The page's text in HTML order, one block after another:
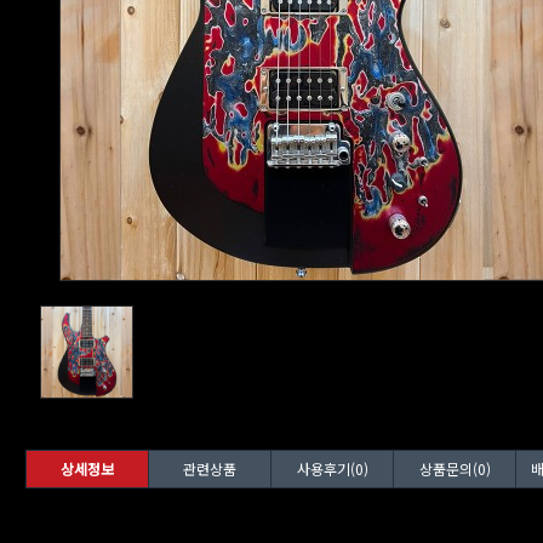
상세정보 관련상품 사용후기(0) 상품문의(0)